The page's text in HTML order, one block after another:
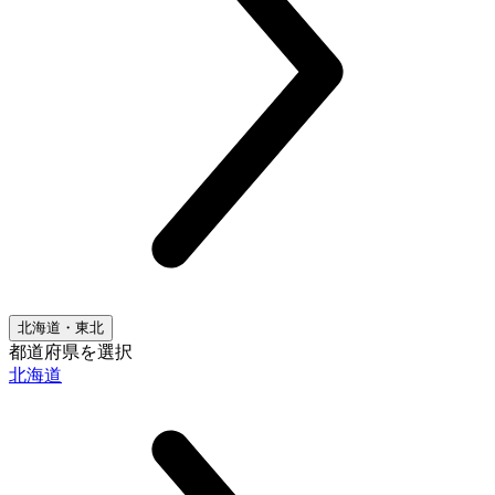
北海道・東北
都道府県を選択
北海道